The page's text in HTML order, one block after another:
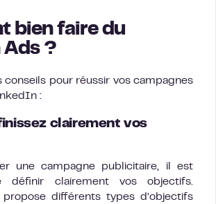
bien faire du
?
conseils pour réussir vos campagnes
:
clairement vos
une campagne publicitaire, il est
définir clairement vos objectifs.
différents types d’objectifs